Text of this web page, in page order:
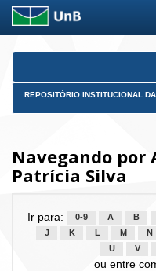
Skip
REPOSITÓRIO INSTITUCIONAL
Navegando por
Patrícia Silva
Ir para: 0-9 A B
J
K L M N
U
V
ou entre